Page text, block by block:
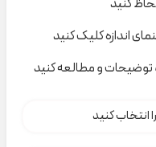
اندازه کلیک کنید
توضیحات و مطالعه کنید